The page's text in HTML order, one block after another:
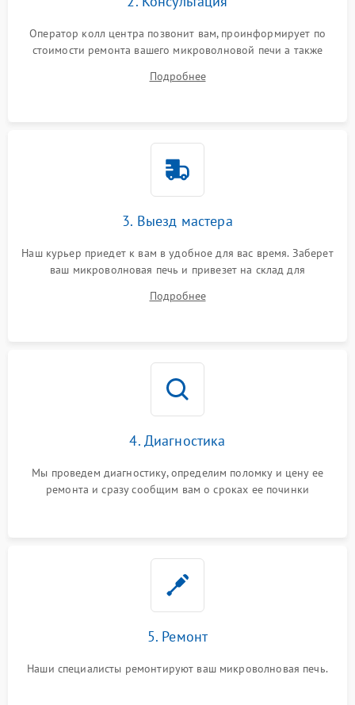
Оператор колл центра позвонит вам, проинформирует по
стоимости ремонта вашего микроволновой печи а также
Подробнее
3. Выезд мастера
Наш курьер приедет к вам в удобное для вас время. Заберет
ваш микроволновая печь и привезет на склад для
Подробнее
4. Диагностика
Мы проведем диагностику, определим поломку и цену ее
ремонта и сразу сообщим вам о сроках ее починки
5. Ремонт
Наши специалисты ремонтируют ваш микроволновая печь.